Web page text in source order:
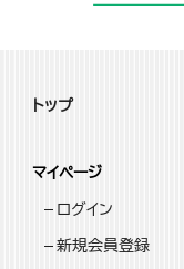
トップ
マイページ
ログイン
新規会員登録